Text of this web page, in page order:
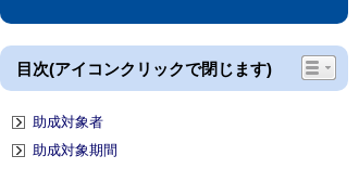
目次(アイコンクリックで閉じます)
助成対象者
助成対象期間